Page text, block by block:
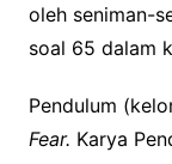
oleh seniman-
soal 65 dalam
Pendulum
Fear. Karya